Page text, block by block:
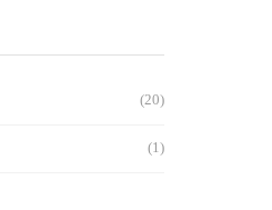
(20)
(1)